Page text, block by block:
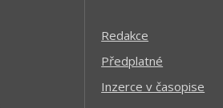
Redakce
Předplatné
Inzerce v časopise